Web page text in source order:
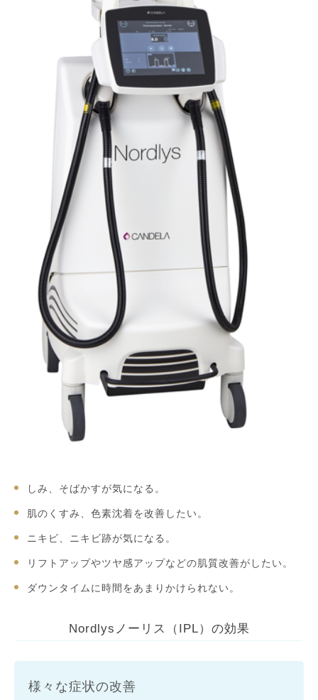
しみ、そばかすが気になる。
肌のくすみ、色素沈着を改善したい。
ニキビ、ニキビ跡が気になる。
リフトアップやツヤ感アップなどの肌質改善がしたい。
ダウンタイムに時間をあまりかけられない。
Nordlysノーリス（IPL）の効果
様々な症状の改善